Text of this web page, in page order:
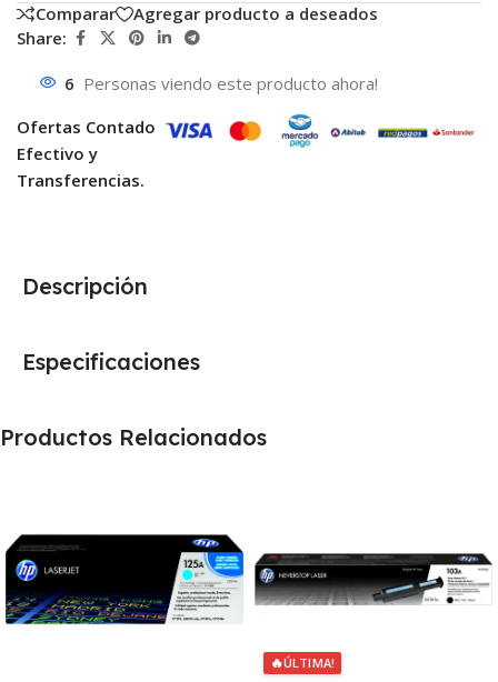
Comparar
Agregar producto a deseados
Share:
6 Personas viendo este producto ahora!
Ofertas Contado
Efectivo y
Transferencias.
Descripción
Especificaciones
Productos Relacionados
🔥ÚLTIMA!